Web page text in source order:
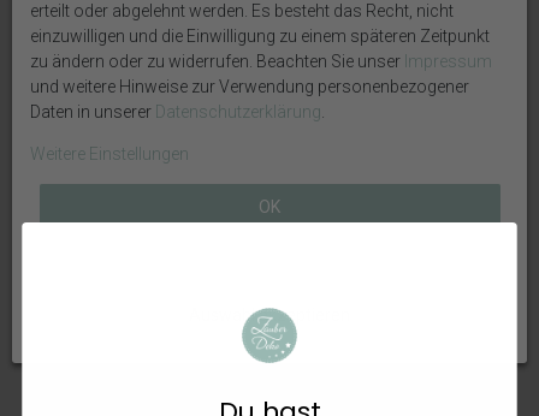
Geschenkrahmen Holz
Geschenkrahmen Holz Diorama
erteilt oder abgelehnt werden. Es besteht das Recht, nicht
einzuwilligen und die Einwilligung zu einem späteren Zeitpunkt
zu ändern oder zu widerrufen. Beachten Sie unser Impressum
und weitere Hinweise zur Verwendung personenbezogener
Daten in unserer Daten­schutz­erklärung.
Weitere Einstellungen
OK
Auswahl akzeptieren